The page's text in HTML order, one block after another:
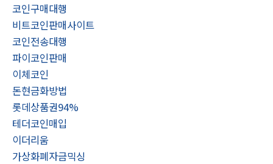
코인구매대행
비트코인판매사이트
코인전송대행
파이코인판매
이체코인
돈현금화방법
롯데상품권94%
테더코인매입
이더리움
가상화폐자금믹싱